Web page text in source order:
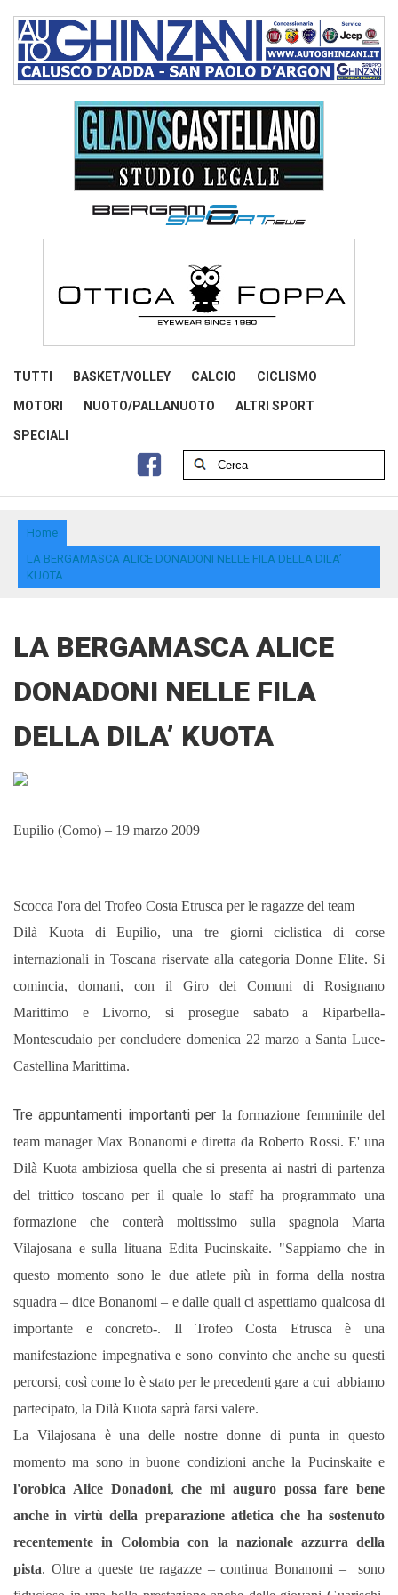
TUTTI BASKET/VOLLEY CALCIO CICLISMO
MOTORI NUOTO/PALLANUOTO ALTRI SPORT
SPECIALI
Home
LA BERGAMASCA ALICE DONADONI NELLE FILA DELLA DILA’
KUOTA
LA BERGAMASCA ALICE
DONADONI NELLE FILA
DELLA DILA’ KUOTA
Eupilio (Como) – 19 marzo 2009
Scocca l'ora del Trofeo Costa Etrusca per le ragazze del team
Dilà Kuota di Eupilio, una tre giorni ciclistica di corse
internazionali in Toscana riservate alla categoria Donne Elite. Si
comincia, domani, con il Giro dei Comuni di Rosignano
Marittimo e Livorno, si prosegue sabato a Riparbella-
Montescudaio per concludere domenica 22 marzo a Santa Luce-
Castellina Marittima.
Tre appuntamenti importanti per la formazione femminile del
team manager Max Bonanomi e diretta da Roberto Rossi. E' una
Dilà Kuota ambiziosa quella che si presenta ai nastri di partenza
del trittico toscano per il quale lo staff ha programmato una
formazione che conterà moltissimo sulla spagnola Marta
Vilajosana e sulla lituana Edita Pucinskaite. "Sappiamo che in
questo momento sono le due atlete più in forma della nostra
squadra – dice Bonanomi – e dalle quali ci aspettiamo qualcosa di
importante e concreto-. Il Trofeo Costa Etrusca è una
manifestazione impegnativa e sono convinto che anche su questi
percorsi, così come lo è stato per le precedenti gare a cui abbiamo
partecipato, la Dilà Kuota saprà farsi valere.
La Vilajosana è una delle nostre donne di punta in questo
momento ma sono in buone condizioni anchela Pucinskaite e
l'orobica Alice Donadoni, che mi auguro possa fare bene
anche in virtù della preparazione atletica che ha sostenuto
recentemente in Colombia con la nazionale azzurra della
pista. Oltre a queste tre ragazze – continua Bonanomi –
sono